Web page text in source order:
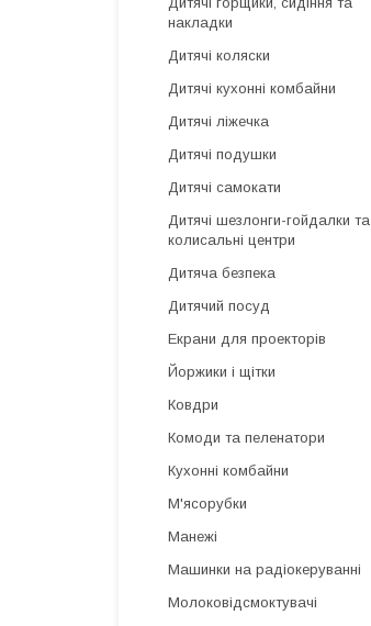
накладки
Дитячі коляски
Дитячі кухонні комбайни
Дитячі ліжечка
Дитячі подушки
Дитячі самокати
Дитячі шезлонги-гойдалки та
колисальні центри
Дитяча безпека
Дитячий посуд
Екрани для проекторів
Йоржики і щітки
Ковдри
Комоди та пеленатори
Кухонні комбайни
М'ясорубки
Манежі
Машинки на радіокеруванні
Молоковідсмоктувачі